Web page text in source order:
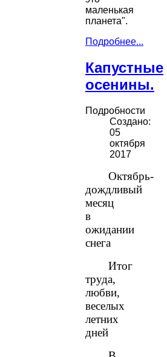
маленькая
планета".
Подробнее...
Капустные
осенины.
Подробности
Создано:
05
октября
2017
Октябрь-
дождливый
месяц
в
ожидании
снега
Итог
труда,
любви,
веселых
летних
дней